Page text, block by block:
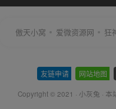
傲天小窝 爱微资源网 狂
友链申请 网站地图
Copyright © 2021 · 小灰兔 · 本